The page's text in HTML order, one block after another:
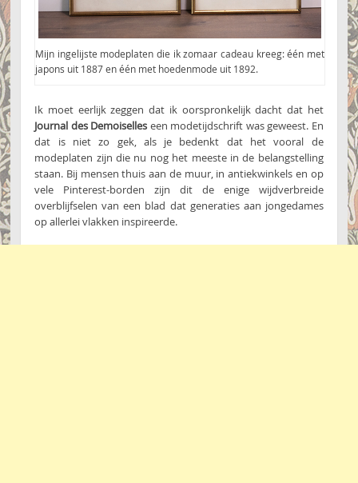
Mijn ingelijste modeplaten die ik zomaar cadeau kreeg: één met
japons uit 1887 en één met hoedenmode uit 1892.
Ik moet eerlijk zeggen dat ik oorspronkelijk dacht dat het
Journal des Demoiselles een modetijdschrift was geweest. En
dat is niet zo gek, als je bedenkt dat het vooral de
modeplaten zijn die nu nog het meeste in de belangstelling
staan. Bij mensen thuis aan de muur, in antiekwinkels en op
vele Pinterest-borden zijn dit de enige wijdverbreide
overblijfselen van een blad dat generaties aan jongedames
op allerlei vlakken inspireerde.